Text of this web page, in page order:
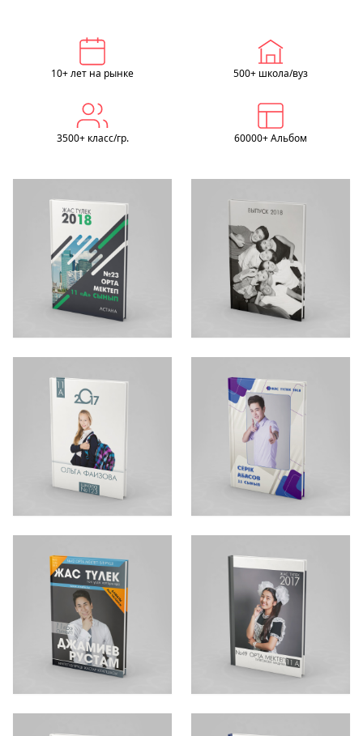
10+ лет на рынке 500+ школа/вуз
3500+ класс/гр. 60000+ Альбом